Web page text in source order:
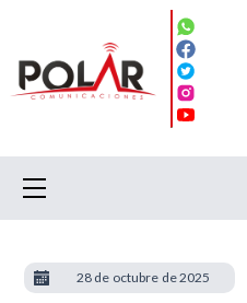
28 de octubre de 2025